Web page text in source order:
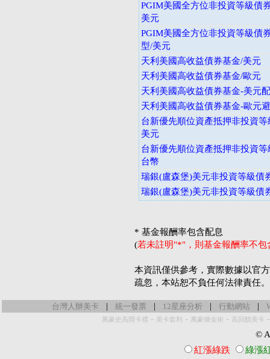
PGIM美國全方位非投資等級債
美元
PGIM美國全方位非投資等級債
型/美元
天利美國高收益債券基金/美元
天利美國高收益債券基金/歐元
天利美國高收益債券基金-美元
天利美國高收益債券基金-歐元
台新優先順位資產抵押非投資
美元
台新優先順位資產抵押非投資
台幣
瑞銀(盧森堡)美元非投資等級債
瑞銀(盧森堡)美元非投資等級債
* 基金報酬率包含配息
(若未註明"*"，則基金報酬率不
本資訊僅供參考，實際數據以官
疏忽，本站恕不負任何法律責任。
台灣人辦美卡 | 統一發票 | 12星座分析 | 行動網站 |
萬豪史高開卡禮 - 美卡套利 - 萬豪煉金術 - 高回饋美卡
©
紅漲綠跌
綠漲